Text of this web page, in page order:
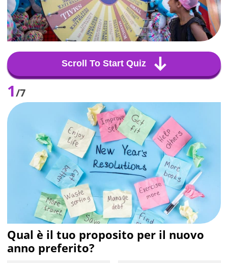
Scroll To Start Quiz
1/7
Qual è il tuo proposito per il nuovo
anno preferito?